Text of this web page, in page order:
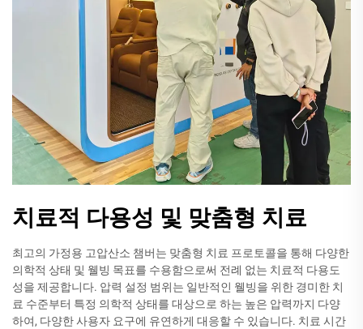
치료적 다용성 및 맞춤형 치료
최고의 가정용 고압산소 챔버는 맞춤형 치료 프로토콜을 통해 다양한
의학적 상태 및 웰빙 목표를 수용함으로써 전례 없는 치료적 다용도
성을 제공합니다. 압력 설정 범위는 일반적인 웰빙을 위한 경미한 치
료 수준부터 특정 의학적 상태를 대상으로 하는 높은 압력까지 다양
하여, 다양한 사용자 요구에 유연하게 대응할 수 있습니다. 치료 시간